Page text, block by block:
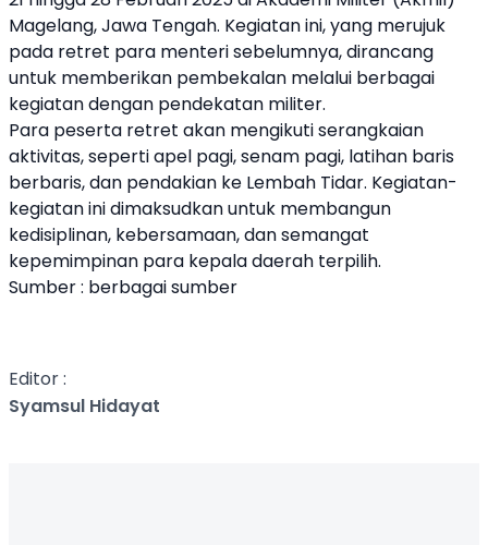
Magelang, Jawa Tengah. Kegiatan ini, yang merujuk
pada retret para menteri sebelumnya, dirancang
untuk memberikan pembekalan melalui berbagai
kegiatan dengan pendekatan militer.
Para peserta retret akan mengikuti serangkaian
aktivitas, seperti apel pagi, senam pagi, latihan baris
berbaris, dan pendakian ke Lembah Tidar. Kegiatan-
kegiatan ini dimaksudkan untuk membangun
kedisiplinan, kebersamaan, dan semangat
kepemimpinan para kepala daerah terpilih.
Sumber : berbagai sumber
Editor :
Syamsul Hidayat